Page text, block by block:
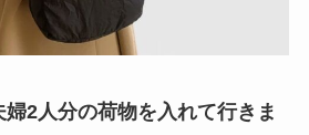
2人分の荷物を入れて行きま